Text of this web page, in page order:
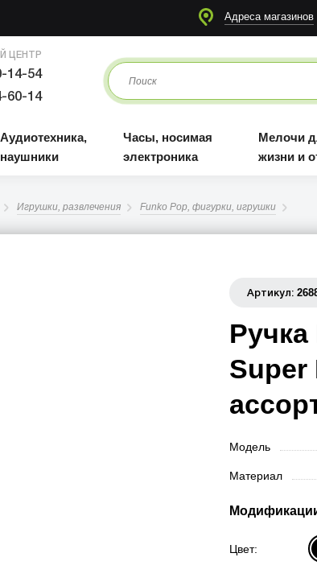
Адреса магазинов
ЦЕНТР
14-54
60-14
Аудиотехника,
наушники
Часы, носимая
электроника
Мелочи
жизни и
Игрушки, развлечения Funko Pop, фигурки, игрушки
Артикул:
Ручка
Super
Модель
Материал
Цвет: